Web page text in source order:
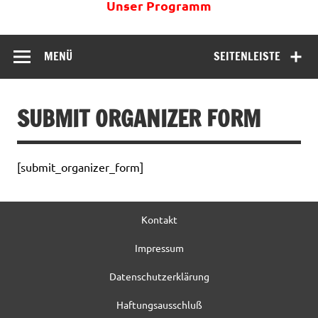
Unser Programm
SEITENLEISTE
MENÜ
SUBMIT ORGANIZER FORM
[submit_organizer_form]
Kontakt
Impressum
Datenschutzerklärung
Haftungsausschluß